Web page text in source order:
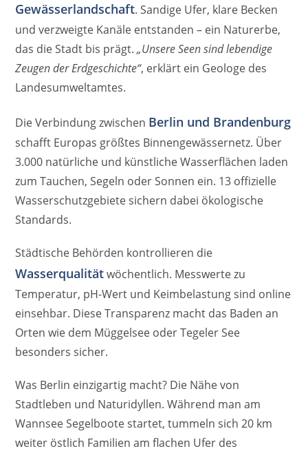
Gewässerlandschaft. Sandige Ufer, klare Becken
und verzweigte Kanäle entstanden – ein Naturerbe,
das die Stadt bis prägt.„Unsere Seen sind lebendige
Zeugen der Erdgeschichte“, erklärt ein Geologe des
Landesumweltamtes.
Die Verbindung zwischen Berlin und Brandenburg
schafft Europas größtes Binnengewässernetz. Über
3.000 natürliche und künstliche Wasserflächen laden
zum Tauchen, Segeln oder Sonnen ein. 13 offizielle
Wasserschutzgebiete sichern dabei ökologische
Standards.
Städtische Behörden kontrollieren die
Wasserqualitätwöchentlich. Messwerte zu
Temperatur, pH-Wert und Keimbelastung sind online
einsehbar. Diese Transparenz macht das Baden an
Orten wie dem Müggelsee oder Tegeler See
besonders sicher.
Was Berlin einzigartig macht? Die Nähe von
Stadtleben und Naturidyllen. Während man am
Wannsee Segelboote startet, tummeln sich 20 km
weiter östlich Familien am flachen Ufer des